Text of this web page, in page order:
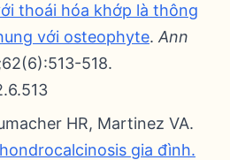
thoái hóa khớp là thông
với osteophyte. Ann
518.
HR, Martinez VA.
gia đình.